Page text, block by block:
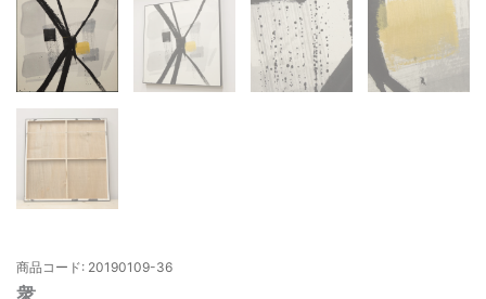
商品コード: 20190109-36
衆